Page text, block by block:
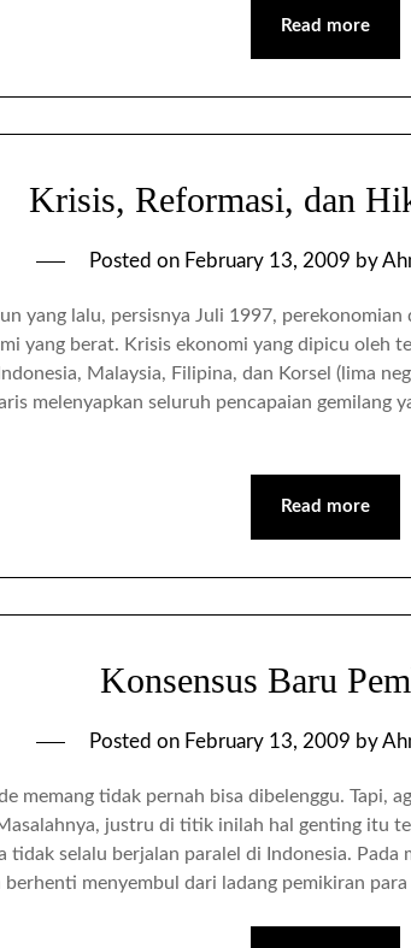
Read more
Krisis, Reformasi, dan
Posted on February 13, 2009 by
yang lalu, persisnya Juli 1997,
yang berat. Krisis ekonomi yang dipicu oleh
Malaysia, Filipina, dan Korsel (lima
melenyapkan seluruh pencapaian gemilang
Read more
Konsensus Baru
Posted on February 13, 2009 by
memang tidak pernah bisa dibelenggu. Tapi,
justru di titik inilah hal genting itu
tidak selalu berjalan paralel di Indonesia. Pada
berhenti menyembul dari ladang pemikiran